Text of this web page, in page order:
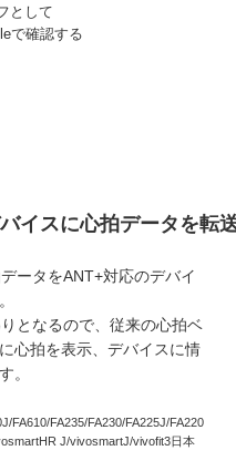
として
で確認する
イスに心拍データを転
ータをANT+対応のデバイ
となるので、従来の心拍ベ
心拍を表示、デバイスに情
。
FA610/FA235/FA230/FA225J/FA220
J/vivosmartJ/vivofit3日本